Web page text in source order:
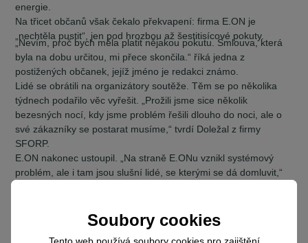
energie.
Na třicet občanů však čekalo překvapení: firma E.ON je
„nechtěla pustit“, jen pod hrozbou až šestitisícové pokuty.
„Nevím, proč bych měla platit nějakou pokutu. Smlouva, která
byla na dobu určitou, mi přece skončila.“ říká jedna z
postižených občanek, jejíž jméno je redakci známo.
Lidé se obrátili na organizátory soutěže. Těm se po několika
týdnech podařilo věc vyřešit. „Prožili jsme sice několik
bezesných nocí, kdy jsme problém řešili dlouho do noci, ale o
své zákazníky se postarat musíme,“ tvrdí Doležal z firmy
SFORP.
E.ON nakonec ustoupil. „Na straně E.ONu vznikl systémový
problém, ale i tam jsou slušní lidé, se kterými se dá domluvit,“
nám dali důvěru, a my mohli svůj projekt rozjet. Bez nich
bychom nikdy nezačali,“ říká, a zmiňuje i jméno vyskytenského
Soubory cookies